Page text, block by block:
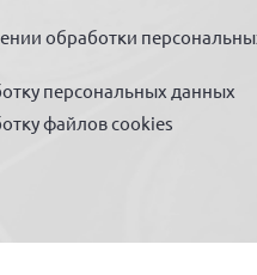
обработки
персональных данных
файлов cookies